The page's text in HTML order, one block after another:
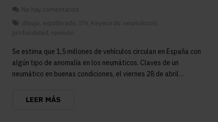
No hay comentarios
dibujo equilibrado ITV Keywords: neumáticos
profundidad revisión
Se estima que 1,5 millones de vehículos circulan en España con
algún tipo de anomalía en los neumáticos. Claves de un
neumático en buenas condiciones, el viernes 28 de abril…
LEER MÁS